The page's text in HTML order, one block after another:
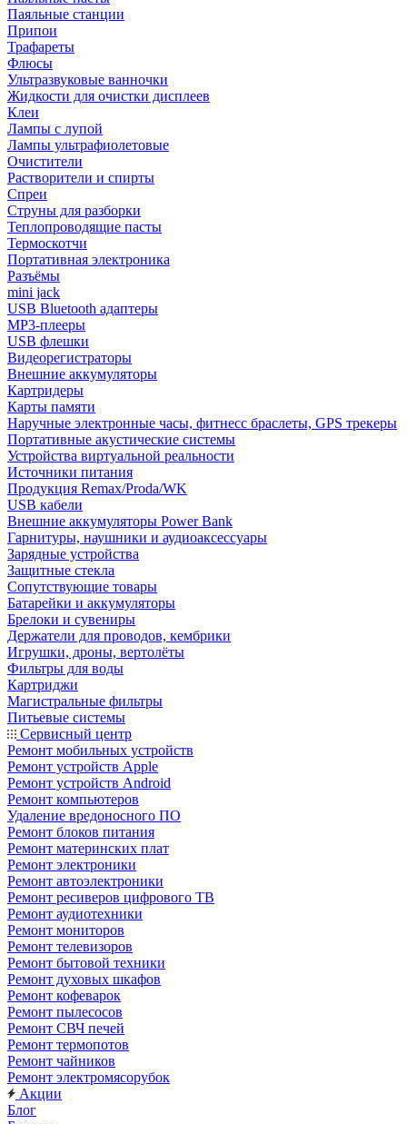
Паяльные станции
Припои
Трафареты
Флюсы
Ультразвуковые ванночки
Жидкости для очистки дисплеев
Клеи
Лампы с лупой
Лампы ультрафиолетовые
Очистители
Растворители и спирты
Спреи
Струны для разборки
Теплопроводящие пасты
Термоскотчи
Портативная электроника
Разъёмы
mini jack
USB Bluetooth адаптеры
MP3-плееры
USB флешки
Видеорегистраторы
Внешние аккумуляторы
Картридеры
Карты памяти
Наручные электронные часы, фитнесс браслеты, GPS трекеры
Портативные акустические системы
Устройства виртуальной реальности
Источники питания
Продукция Remax/Proda/WK
USB кабели
Внешние аккумуляторы Power Bank
Гарнитуры, наушники и аудиоаксессуары
Зарядные устройства
Защитные стекла
Сопутствующие товары
Батарейки и аккумуляторы
Брелоки и сувениры
Держатели для проводов, кембрики
Игрушки, дроны, вертолёты
Фильтры для воды
Картриджи
Магистральные фильтры
Питьевые системы
Сервисный центр
Ремонт мобильных устройств
Ремонт устройств Apple
Ремонт устройств Android
Ремонт компьютеров
Удаление вредоносного ПО
Ремонт блоков питания
Ремонт материнских плат
Ремонт электроники
Ремонт автоэлектроники
Ремонт ресиверов цифрового ТВ
Ремонт аудиотехники
Ремонт мониторов
Ремонт телевизоров
Ремонт бытовой техники
Ремонт духовых шкафов
Ремонт кофеварок
Ремонт пылесосов
Ремонт СВЧ печей
Ремонт термопотов
Ремонт чайников
Ремонт электромясорубок
Акции
Блог